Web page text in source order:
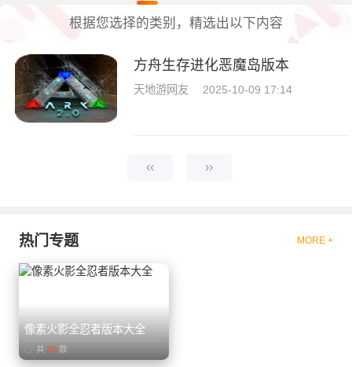
根据您选择的类别，精选出以下内容
方舟生存进化恶魔岛版本
天地游网友 2025-10-09 17:14
‹‹ ››
热门专题 MORE +
像素火影全忍者版本大全
共 30 款